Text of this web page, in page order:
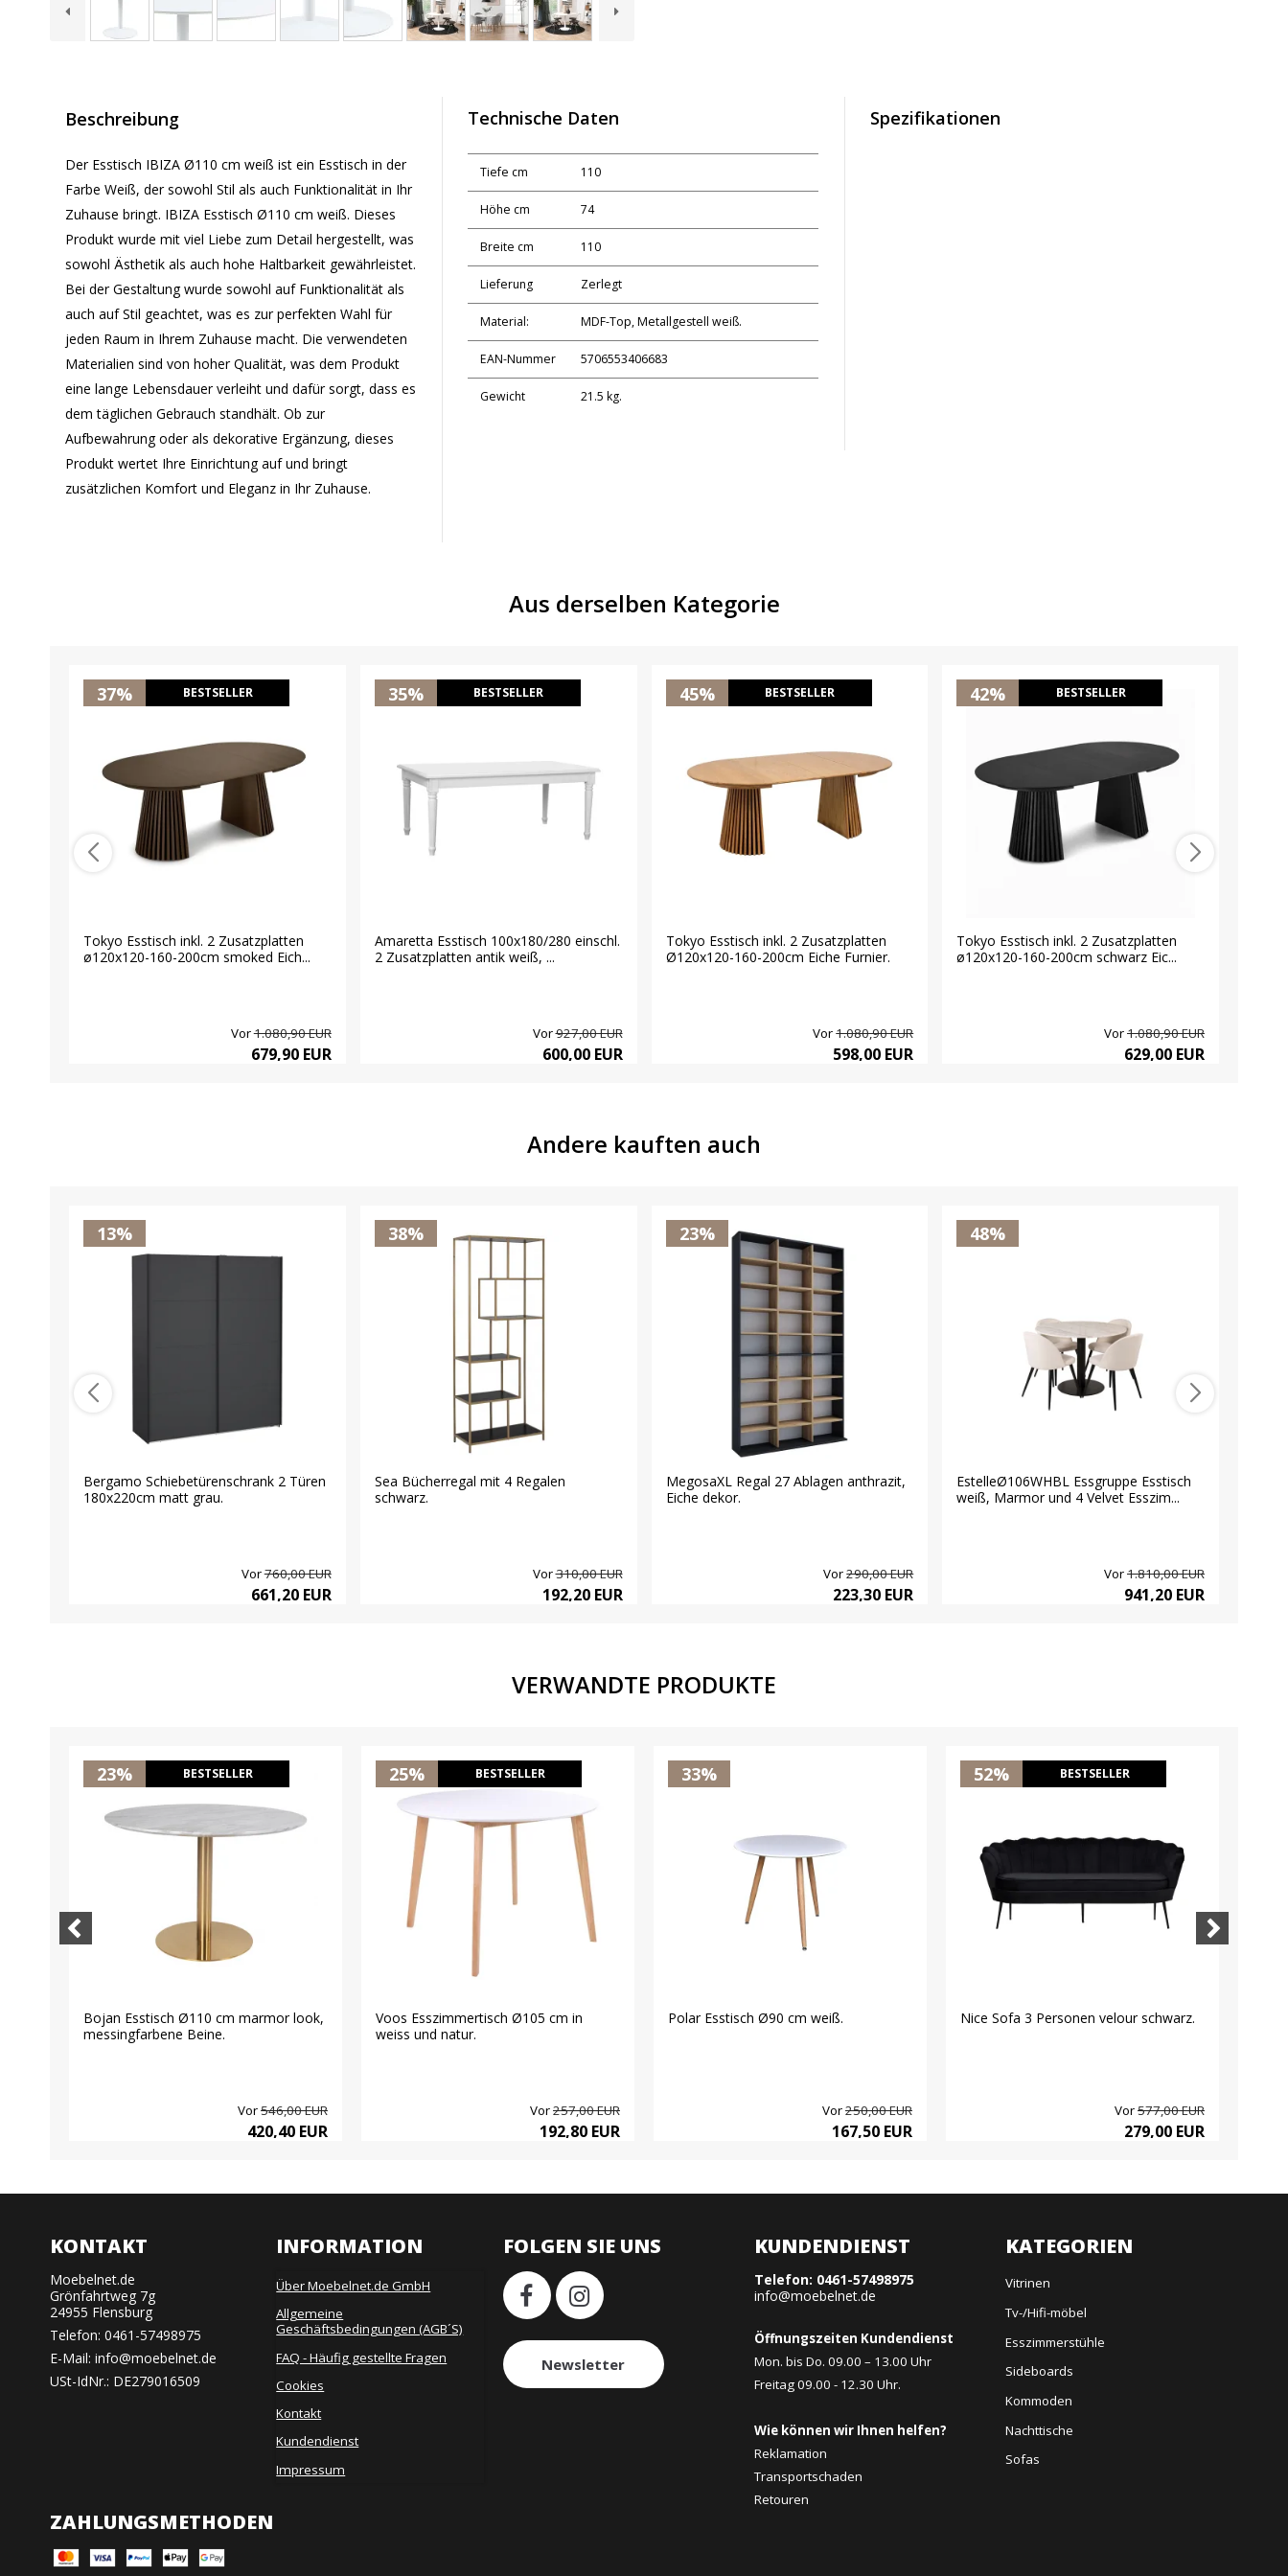
Beschreibung
Der Esstisch IBIZA Ø110 cm weiß ist ein Esstisch in der
Farbe Weiß, der sowohl Stil als auch Funktionalität in Ihr
Zuhause bringt. IBIZA Esstisch Ø110 cm weiß. Dieses
Produkt wurde mit viel Liebe zum Detail hergestellt, was
sowohl Ästhetik als auch hohe Haltbarkeit gewährleistet.
Bei der Gestaltung wurde sowohl auf Funktionalität als
auch auf Stil geachtet, was es zur perfekten Wahl für
jeden Raum in Ihrem Zuhause macht. Die verwendeten
Materialien sind von hoher Qualität, was dem Produkt
eine lange Lebensdauer verleiht und dafür sorgt, dass es
dem täglichen Gebrauch standhält. Ob zur
Aufbewahrung oder als dekorative Ergänzung, dieses
Produkt wertet Ihre Einrichtung auf und bringt
zusätzlichen Komfort und Eleganz in Ihr Zuhause.
Technische Daten
Tiefe cm 110
Höhe cm 74
Breite cm 110
Lieferung Zerlegt
Material: MDF-Top, Metallgestell weiß.
EAN-Nummer 5706553406683
Gewicht 21.5 kg.
Spezifikationen
Aus derselben Kategorie
37% BESTSELLER
Tokyo Esstisch inkl. 2 Zusatzplatten
ø120x120-160-200cm smoked Eich...
Vor1.080,90 EUR
679,90 EUR
35% BESTSELLER
Amaretta Esstisch 100x180/280 einschl.
2 Zusatzplatten antik weiß, ...
Vor927,00 EUR
600,00 EUR
45% BESTSELLER
Tokyo Esstisch inkl. 2 Zusatzplatten
Ø120x120-160-200cm Eiche Furnier.
Vor1.080,90 EUR
598,00 EUR
42% BESTSELLER
Tokyo Esstisch inkl. 2 Zusatzplatten
ø120x120-160-200cm schwarz Eic...
Vor1.080,90 EUR
629,00 EUR
Andere kauften auch
13%
Bergamo Schiebetürenschrank 2 Türen
180x220cm matt grau.
Vor760,00 EUR
661,20 EUR
38%
Sea Bücherregal mit 4 Regalen
schwarz.
Vor310,00 EUR
192,20 EUR
23%
MegosaXL Regal 27 Ablagen anthrazit,
Eiche dekor.
Vor290,00 EUR
223,30 EUR
48%
EstelleØ106WHBL Essgruppe Esstisch
weiß, Marmor und 4 Velvet Esszim...
Vor1.810,00 EUR
941,20 EUR
VERWANDTE PRODUKTE
23% BESTSELLER
Bojan Esstisch Ø110 cm marmor look,
messingfarbene Beine.
Vor546,00 EUR
420,40 EUR
25% BESTSELLER
Voos Esszimmertisch Ø105 cm in
weiss und natur.
Vor257,00 EUR
192,80 EUR
33%
Polar Esstisch Ø90 cm weiß.
Vor250,00 EUR
167,50 EUR
52% BESTSELLER
Nice Sofa 3 Personen velour schwarz.
Vor577,00 EUR
279,00 EUR
KONTAKT
Moebelnet.de
Grönfahrtweg 7g
24955 Flensburg
Telefon: 0461-57498975
E-Mail: info@moebelnet.de
USt-IdNr.: DE279016509
INFORMATION
Über Moebelnet.de GmbH
Allgemeine
Geschäftsbedingungen (AGB´S)
FAQ - Häufig gestellte Fragen
Cookies
Kontakt
Kundendienst
Impressum
ZAHLUNGSMETHODEN
FOLGEN SIE UNS
Newsletter
KUNDENDIENST
Telefon: 0461-57498975
info@moebelnet.de
Öffnungszeiten Kundendienst
Mon. bis Do. 09.00 – 13.00 Uhr
Freitag 09.00 - 12.30 Uhr.
Wie können wir Ihnen helfen?
Reklamation
Transportschaden
Retouren
KATEGORIEN
Vitrinen
Tv-/Hifi-möbel
Esszimmerstühle
Sideboards
Kommoden
Nachttische
Sofas